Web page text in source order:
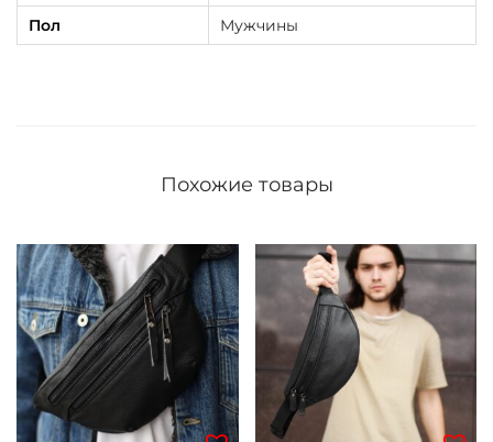
Пол Мужчины
Похожие товары